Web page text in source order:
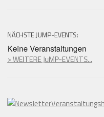
NÄCHSTE JUMP-EVENTS:
Keine Veranstaltungen
> WEITERE JuMP-EVENTS...